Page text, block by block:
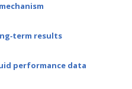
results
performance data